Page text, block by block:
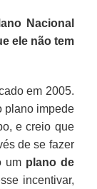
Nacional
ele não tem
em 2005.
plano impede
e creio que
de se fazer
um plano de
incentivar,